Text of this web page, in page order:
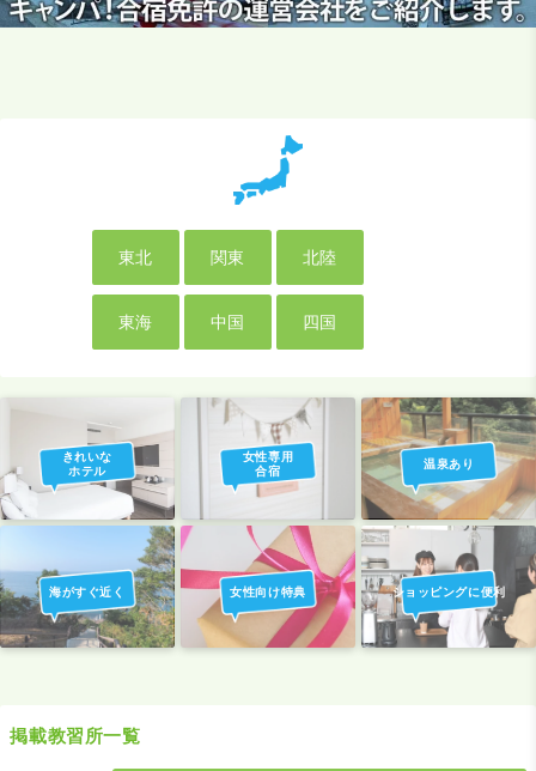
東北 関東 北陸
東海 中国 四国
きれいな
ホテル
女性専用
合宿
温泉あり
海がすぐ近く 女性向け特典 ショッピングに便利
掲載教習所一覧